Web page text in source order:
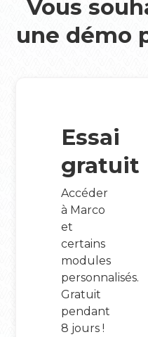
Vous
une démo
Essai
gratuit
Accéder
à Marco
et
certains
modules
personnalisés.
Gratuit
pendant
8 jours !